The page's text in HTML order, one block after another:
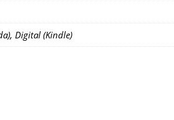
Digital (Kindle)